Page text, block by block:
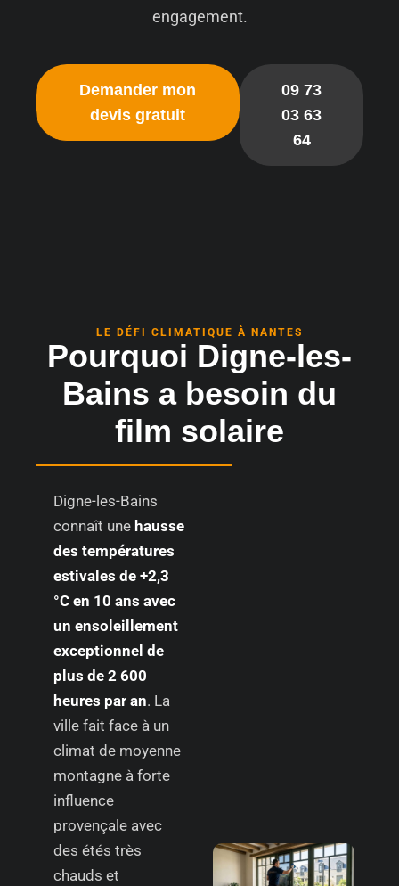
engagement.
Demander mon
devis gratuit
09 73
03 63
64
LE DÉFI CLIMATIQUE À NANTES
Pourquoi Digne-les-
Bains a besoin du
film solaire
Digne-les-Bains
connaît une hausse
des températures
estivales de +2,3
°C en 10 ans avec
un ensoleillement
exceptionnel de
plus de 2 600
heures par an. La
ville fait face à un
climat de moyenne
montagne à forte
influence
provençale avec
des étés très
chauds et